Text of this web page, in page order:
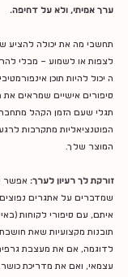
ערך אמיתי, ולא על דחיפה.
תחשבי מה את יכולה להציע
לצפות או לשמוע – מבלי
ה יכול להיות תוכן
סיפורים אישיים שמראים
תגלי שעם הזמן הקהל מתחבר
הפוטנציאליות מתקרבות
המוצר שלך.
זורקת לך רעיון לערך: אפשר
שמדברים על אתגרים
איתם, עם סיפורי לקוחות
תובנות מקצועיות שאת
לדוגמה, אם את מעצבת
עצמאי, ואם את מדריכת